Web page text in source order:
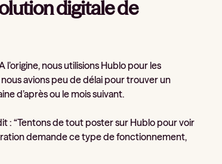
digitale de
l’origine, nous utilisions Hublo pour les
avions peu de délai pour trouver un
d’après ou le mois suivant.
: “Tentons de tout poster sur Hublo pour voir
demande ce type de fonctionnement,